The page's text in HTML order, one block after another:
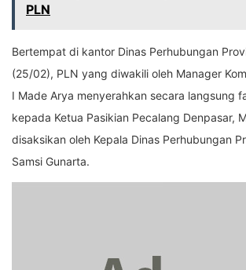
PLN
Bertempat di kantor Dinas Perhubungan
(25/02), PLN yang diwakili oleh Manager
I Made Arya menyerahkan secara langsung
kepada Ketua Pasikian Pecalang Denpasar,
disaksikan oleh Kepala Dinas Perhubungan
Samsi Gunarta.